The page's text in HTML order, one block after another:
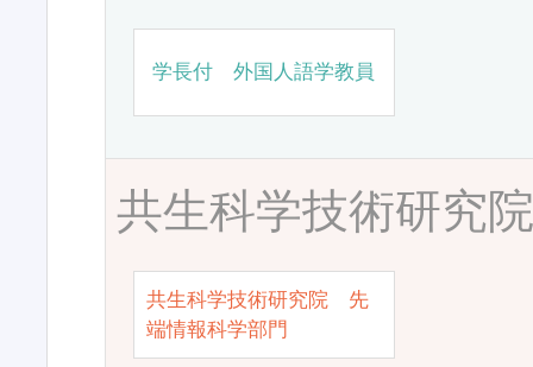
学長付 外国人語学教員
共生科学技術研究
共生科学技術研究院 先
端情報科学部門